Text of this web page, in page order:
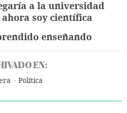
a la universidad
soy científica
enseñando
EN:
Política